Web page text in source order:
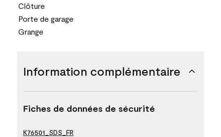
Clôture
Porte de garage
Grange
Information complémentaire
Fiches de données de sécurité
K76501_SDS_FR